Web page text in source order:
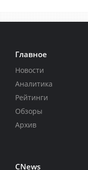
Главное
Новости
Аналитика
Рейтинги
Обзоры
Архив
CNews